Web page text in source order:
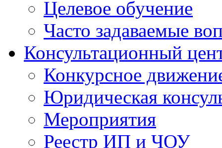
Целевое обучение
Часто задаваемые
Консультационный
Конкурсное
Юридическая
Мероприятия
Реестр ИП и ЧОУ